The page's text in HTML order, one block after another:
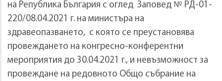
на Република България с оглед Заповед № РД-01-
220/08.04.2021 г. на министъра на
здравеопазването, с която се преустановява
провеждането на конгресно-конферентни
мероприятия до 30.04.2021 г., и невъзможност за
провеждане на редовното Общо събрание на